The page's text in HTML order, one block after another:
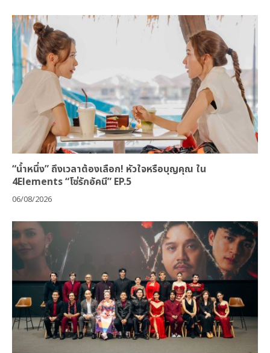
“น้ำหนึ่ง” ถึงเวลาต้องเลือก! หัวใจหรือบุญคุณ ใน
4Elements “โซ่รักอัคนี” EP.5
06/08/2026